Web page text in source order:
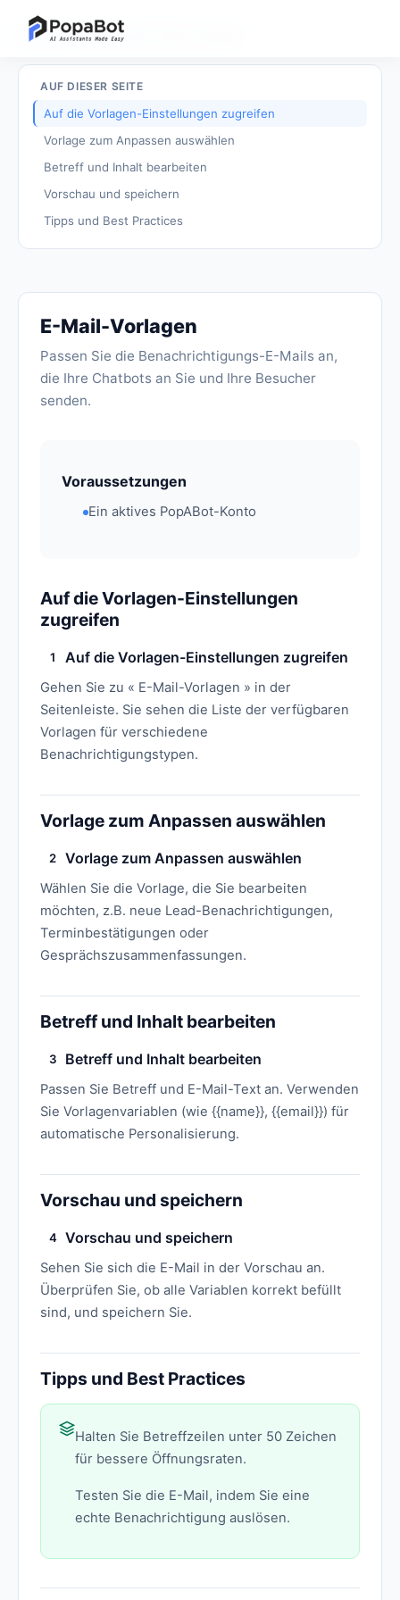
Zurück zu Anleitungen
AUF DIESER SEITE
Auf die Vorlagen-Einstellungen zugreifen
Vorlage zum Anpassen auswählen
Betreff und Inhalt bearbeiten
Vorschau und speichern
Tipps und Best Practices
E-Mail-Vorlagen
Passen Sie die Benachrichtigungs-E-Mails an,
die Ihre Chatbots an Sie und Ihre Besucher
senden.
Voraussetzungen
Ein aktives PopABot-Konto
Auf die Vorlagen-Einstellungen
zugreifen
1 Auf die Vorlagen-Einstellungen zugreifen
Gehen Sie zu « E-Mail-Vorlagen » in der
Seitenleiste. Sie sehen die Liste der verfügbaren
Vorlagen für verschiedene
Benachrichtigungstypen.
Vorlage zum Anpassen auswählen
2 Vorlage zum Anpassen auswählen
Wählen Sie die Vorlage, die Sie bearbeiten
möchten, z.B. neue Lead-Benachrichtigungen,
Terminbestätigungen oder
Gesprächszusammenfassungen.
Betreff und Inhalt bearbeiten
3 Betreff und Inhalt bearbeiten
Passen Sie Betreff und E-Mail-Text an. Verwenden
Sie Vorlagenvariablen (wie {{name}}, {{email}}) für
automatische Personalisierung.
Vorschau und speichern
4 Vorschau und speichern
Sehen Sie sich die E-Mail in der Vorschau an.
Überprüfen Sie, ob alle Variablen korrekt befüllt
sind, und speichern Sie.
Tipps und Best Practices
Halten Sie Betreffzeilen unter 50 Zeichen
für bessere Öffnungsraten.
Testen Sie die E-Mail, indem Sie eine
echte Benachrichtigung auslösen.